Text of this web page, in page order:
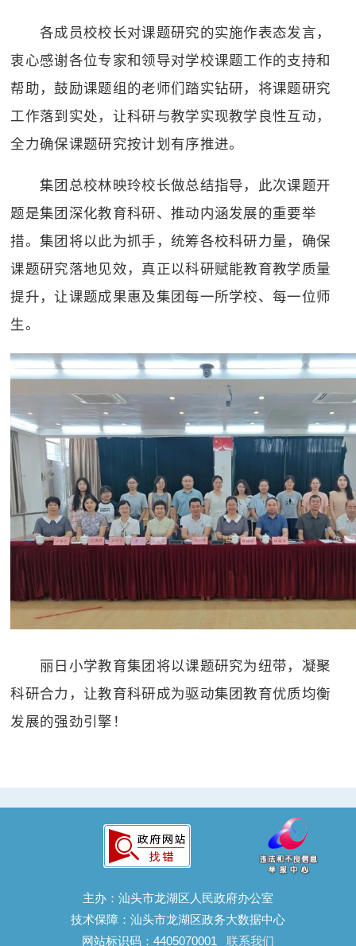
各成员校校长对课题研究的实施作表态发言，
衷心感谢各位专家和领导对学校课题工作的支持和
帮助，鼓励课题组的老师们踏实钻研，将课题研究
工作落到实处，让科研与教学实现教学良性互动，
全力确保课题研究按计划有序推进。
集团总校林映玲校长做总结指导，此次课题开
题是集团深化教育科研、推动内涵发展的重要举
措。集团将以此为抓手，统筹各校科研力量，确保
课题研究落地见效，真正以科研赋能教育教学质量
提升，让课题成果惠及集团每一所学校、每一位师
生。
丽日小学教育集团将以课题研究为纽带，凝聚
科研合力，让教育科研成为驱动集团教育优质均衡
发展的强劲引擎！
主办：汕头市龙湖区人民政府办公室
技术保障：汕头市龙湖区政务大数据中心
网站标识码：4405070001
联系我们